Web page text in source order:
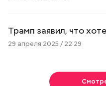
Трамп заявил, что
29 апреля 2025 / 22:29